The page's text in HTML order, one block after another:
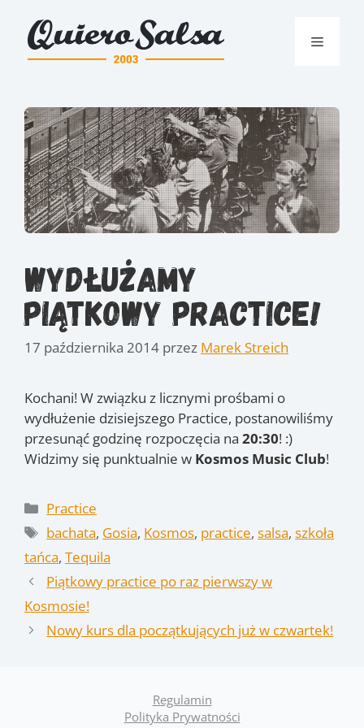
treści
Menu
Wydłużamy
piątkowy Practice!
17 października 2014 przez Marek Streich
Kochani! W związku z licznymi prośbami o
wydłużenie dzisiejszego Practice, postanowiliśmy
przesunąć godzinę rozpoczęcia na 20:30! :)
Widzimy się punktualnie w Kosmos Music Club!
Kategorie
Practice
Tagi
bachata, Gosia, Kosmos, practice,salsa,szkoła
tańca, Tequila
Piątkowy practice po raz pierwszy w
Kosmosie!
Nowy kurs dla początkujących już w czwartek!
Regulamin
Polityka Prywatności